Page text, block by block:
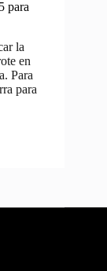
para
la
en
Para
para